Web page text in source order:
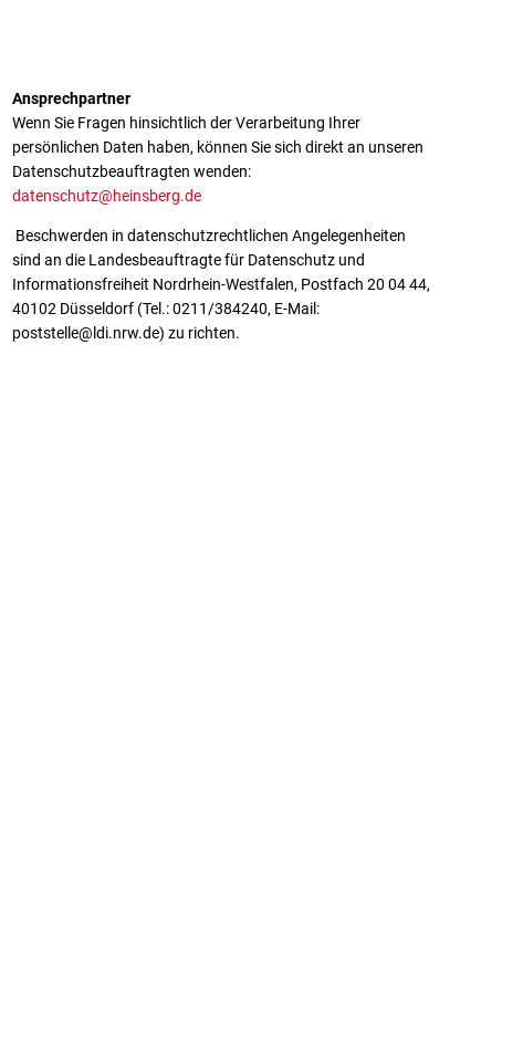
Ansprechpartner
Wenn Sie Fragen hinsichtlich der Verarbeitung Ihrer
persönlichen Daten haben, können Sie sich direkt an unseren
Datenschutzbeauftragten wenden:
datenschutz@heinsberg.de
Beschwerden in datenschutzrechtlichen Angelegenheiten
sind an die Landesbeauftragte für Datenschutz und
Informationsfreiheit Nordrhein-Westfalen, Postfach 20 04 44,
40102 Düsseldorf (Tel.: 0211/384240, E-Mail:
poststelle@ldi.nrw.de) zu richten.